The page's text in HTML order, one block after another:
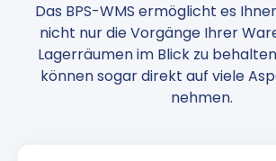
Das BPS-WMS ermöglicht es
nicht nur die Vorgänge Ihrer
Lagerräumen im Blick zu
können sogar direkt auf viele
nehmen.